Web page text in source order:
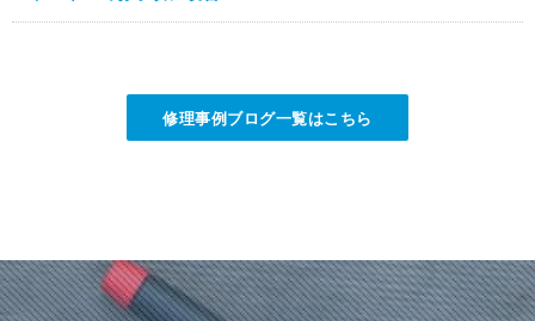
修理事例ブログ一覧はこちら